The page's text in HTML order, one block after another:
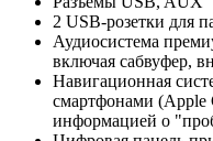
2 USB-розетки для
Аудиосистема
включая сабвуфер,
Навигационная
смартфонами
информацией о